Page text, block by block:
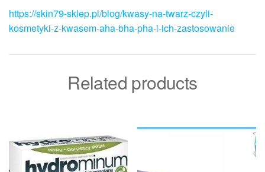
https://skin79-sklep.pl/blog/kwasy-na-twarz-czyli-
kosmetyki-z-kwasem-aha-bha-pha-i-ich-zastosowanie
Related products